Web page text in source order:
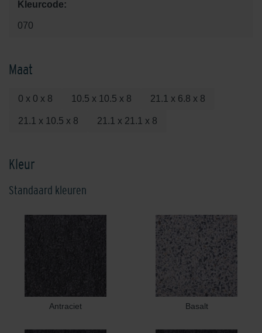
Kleurcode:
070
Maat
0 x 0 x 8 10.5 x 10.5 x 8 21.1 x 6.8 x 8
21.1 x 10.5 x 8 21.1 x 21.1 x 8
Kleur
Standaard kleuren
Antraciet Basalt